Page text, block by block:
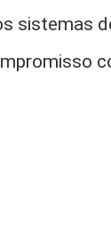
sistemas